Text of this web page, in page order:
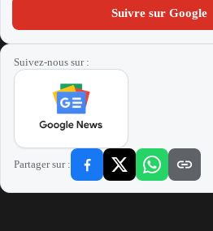
Suivre sur Google
Suivez-nous sur :
Partager sur :